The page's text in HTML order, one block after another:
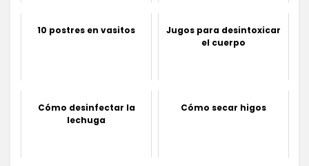
10 postres en vasitos
Jugos para desintoxicar
el cuerpo
Cómo desinfectar la
lechuga
Cómo secar higos